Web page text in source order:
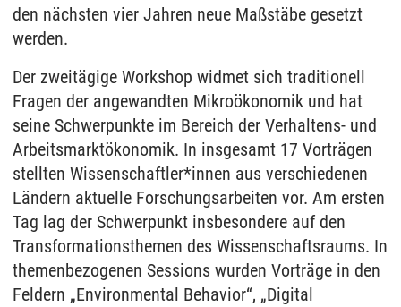
den nächsten vier Jahren neue Maßstäbe gesetzt
werden.
Der zweitägige Workshop widmet sich traditionell
Fragen der angewandten Mikroökonomik und hat
seine Schwerpunkte im Bereich der Verhaltens- und
Arbeitsmarktökonomik. In insgesamt 17 Vorträgen
stellten Wissenschaftler*innen aus verschiedenen
Ländern aktuelle Forschungsarbeiten vor. Am ersten
Tag lag der Schwerpunkt insbesondere auf den
Transformationsthemen des Wissenschaftsraums. In
themenbezogenen Sessions wurden Vorträge in den
Feldern „Environmental Behavior“, „Digital